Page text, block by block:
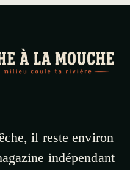
il reste environ
indépendant